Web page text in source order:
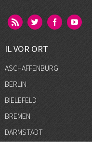
IL VOR ORT
ASCHAFFENBURG
BERLIN
BIELEFELD
BREMEN
DARMSTADT